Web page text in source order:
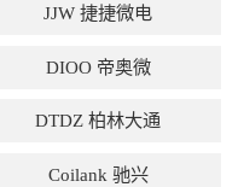
JJW 捷捷微电
DIOO 帝奥微
DTDZ 柏林大通
Coilank 驰兴